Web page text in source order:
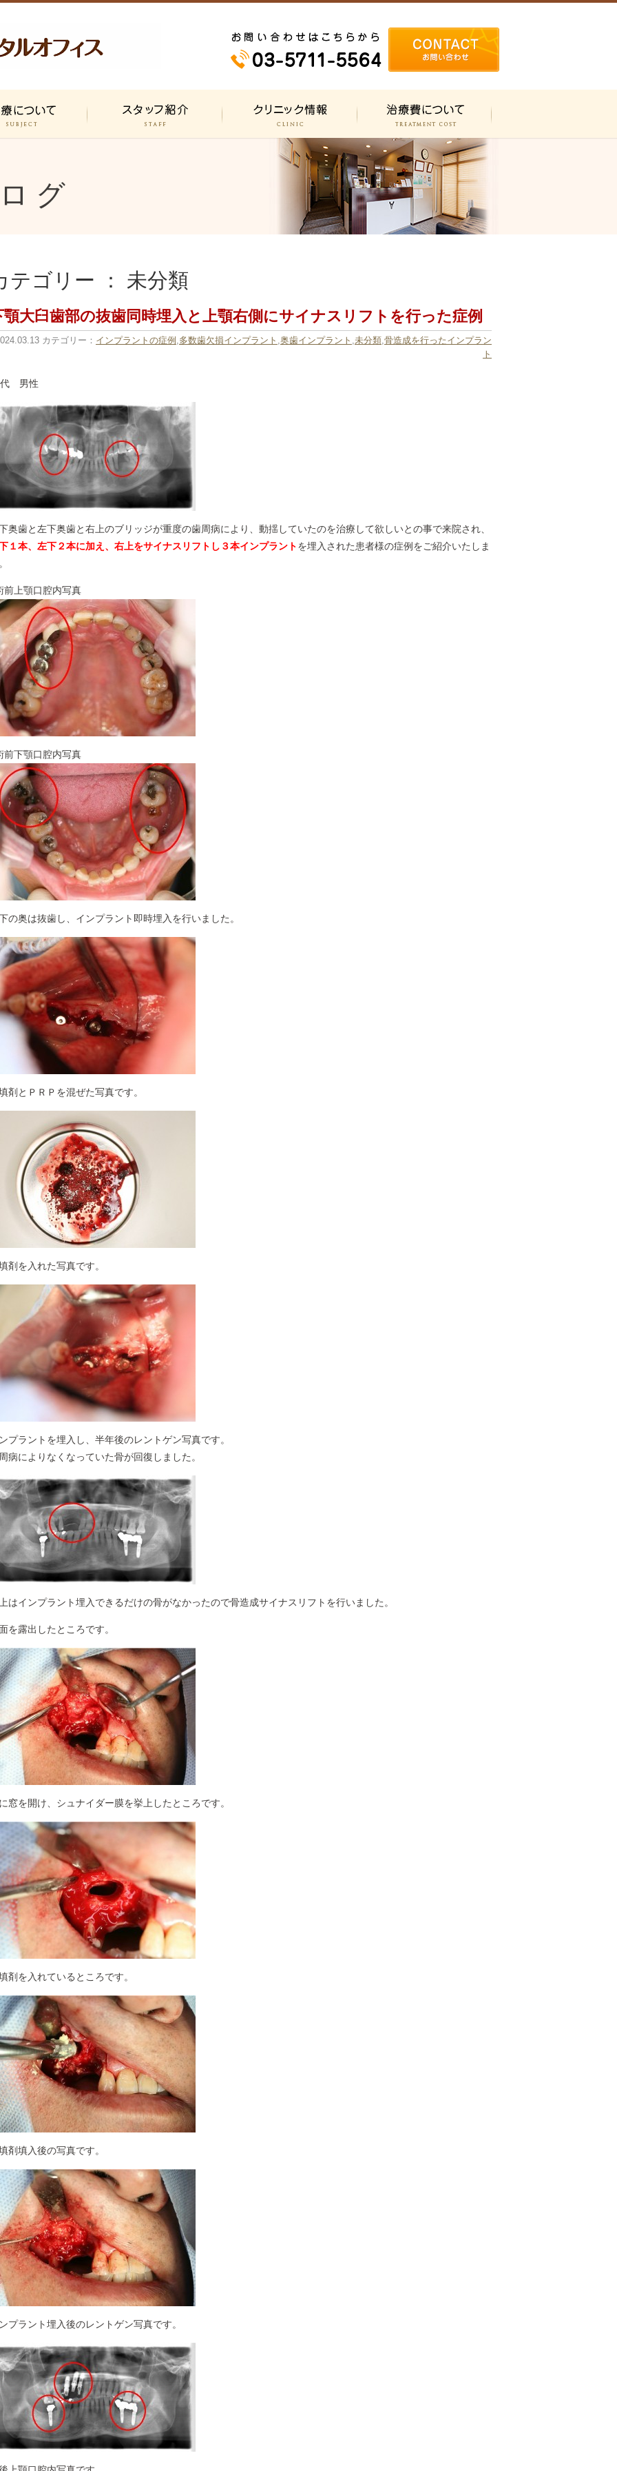
クリニック情報 治療費について
グ
テゴリー ： 未分類
顎大臼歯部の抜歯同時埋入と上顎右側にサイナスリフトを行った症例
カテゴリー： インプラントの症例 ,多数歯欠損インプラント ,奥歯インプラント ,未分類,骨造成を行ったインプラン
ト
男性
奥歯と左下奥歯と右上のブリッジが重度の歯周病により、動揺していたのを治療して欲しいとの事で来院され、
１本、左下２本に加え、右上をサイナスリフトし３本インプラントを埋入された患者様の症例をご紹介いたしま
前上顎口腔内写真
前下顎口腔内写真
の奥は抜歯し、インプラント即時埋入を行いました。
剤とＰＲＰを混ぜた写真です。
剤を入れた写真です。
プラントを埋入し、半年後のレントゲン写真です。
病によりなくなっていた骨が回復しました。
はインプラント埋入できるだけの骨がなかったので骨造成サイナスリフトを行いました。
を露出したところです。
窓を開け、シュナイダー膜を挙上したところです。
剤を入れているところです。
剤填入後の写真です。
プラント埋入後のレントゲン写真です。